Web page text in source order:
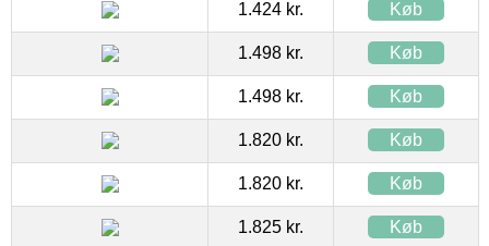
1.424 kr. Køb
1.498 kr. Køb
1.498 kr. Køb
1.820 kr. Køb
1.820 kr. Køb
1.825 kr. Køb